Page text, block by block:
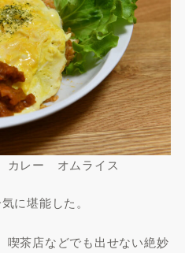
レー オムライス
に堪能した。
喫茶店などでも出せない絶妙